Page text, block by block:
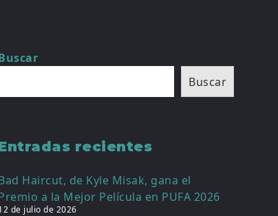
Buscar
recientes
Haircut, de Kyle Misak, gana el
a la Mejor Película en PUFA 2026
de julio de 2026